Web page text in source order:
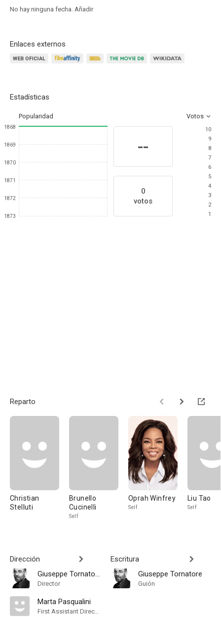
No hay ninguna fecha. Añadir
Enlaces externos
Estadísticas
Popularidad Votos
1868
1869
1870
1871
1872
1873
--
0
votos
10
9
8
7
6
5
4
3
2
1
Reparto
Christian
Stelluti
Brunello
Cucinelli
Self
Oprah Winfrey
Self
Liu Tao
Self
Dirección
Giuseppe Tornatore
Director
Marta Pasqualini
First Assistant Director
Escritura
Giuseppe Tornatore
Guión